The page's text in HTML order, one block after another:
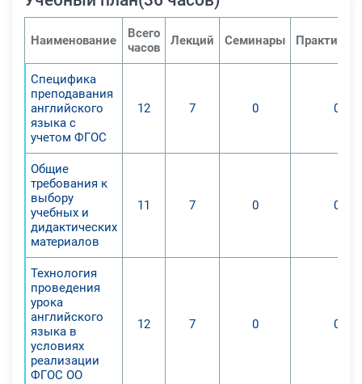
нацеленный на формирование
изучения английского языка.
1. Выделить подходы к
языка, которые должны быть
2. Определить универсальные
обучения английскому языку для
Наименование
Всего
часов
Лекций Семинары
Специфика
преподавания
английского
языка с
учетом ФГОС
12 7 0 0
Общие
требования к
выбору
учебных и
дидактических
материалов
11 7 0 0
Технология
проведения
урока
английского
языка в
условиях
реализации
ФГОС ОО
12 7 0 0